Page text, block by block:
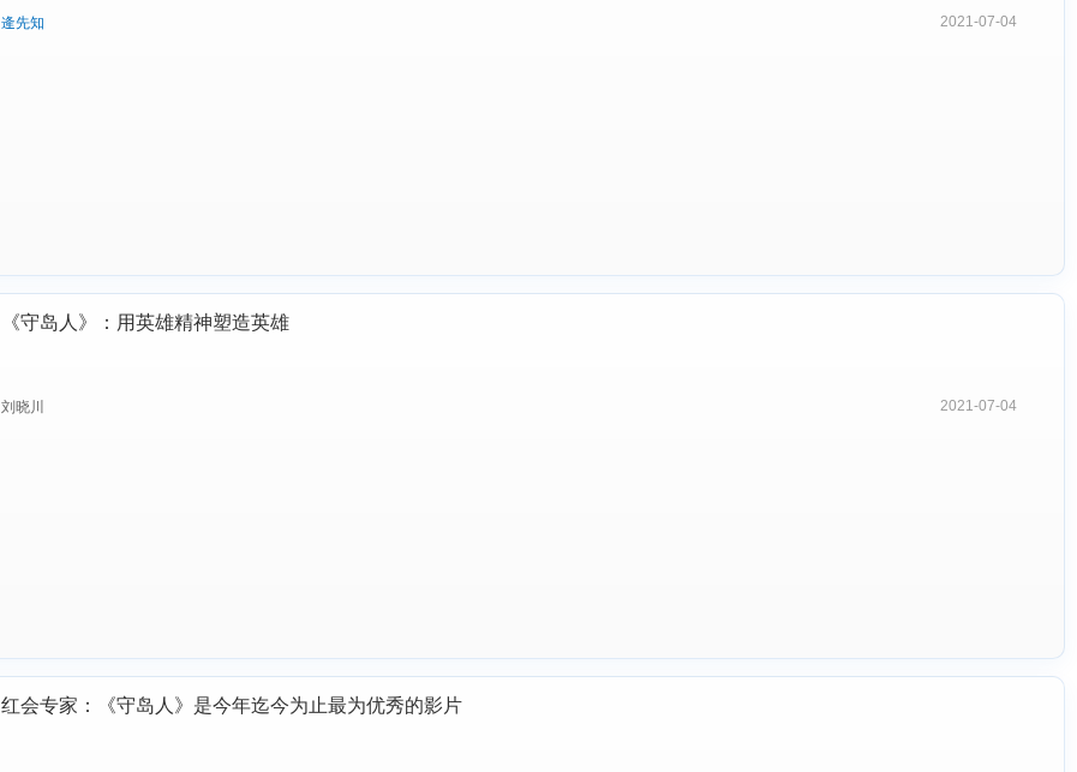
逄先知 2021-07-04
《守岛人》：用英雄精神塑造英雄
刘晓川 2021-07-04
红会专家：《守岛人》是今年迄今为止最为优秀的影片